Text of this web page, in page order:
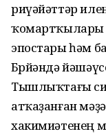
риүәйәттәр
ҡомартҡылары
эпостары һәм
Бөрйәндә
Тышлыҡтағы
атҡаҙанған
хакимиәтенең